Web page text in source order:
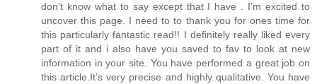
don’t know what to say except that I have . I’m excited to
uncover this page. I need to to thank you for ones time for
this particularly fantastic read!! I definitely really liked every
part of it and i also have you saved to fav to look at new
information in your site. You have performed a great job on
this article.It’s very precise and highly qualitative. You have